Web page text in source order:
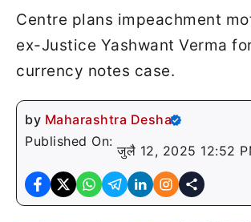
Centre plans impeachment
ex-Justice Yashwant Verma
currency notes case.
by Maharashtra Desha
Published On:
जुलै 12, 2025 12:52